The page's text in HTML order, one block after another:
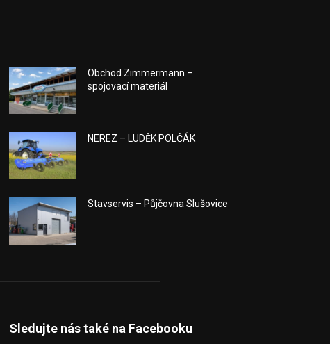
Obchod Zimmermann –
spojovací materiál
NEREZ – LUDĚK POLČÁK
Stavservis – Půjčovna Slušovice
Sledujte nás také na Facebooku